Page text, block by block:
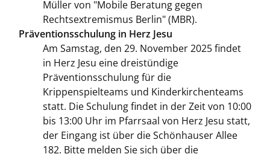
Müller von "Mobile Beratung gegen
Rechtsextremismus Berlin" (MBR).
Präventionsschulung in Herz Jesu
Am Samstag, den 29. November 2025 findet
in Herz Jesu eine dreistündige
Präventionsschulung für die
Krippenspielteams und Kinderkirchenteams
statt. Die Schulung findet in der Zeit von 10:00
bis 13:00 Uhr im Pfarrsaal von Herz Jesu statt,
der Eingang ist über die Schönhauser Allee
182. Bitte melden Sie sich über die